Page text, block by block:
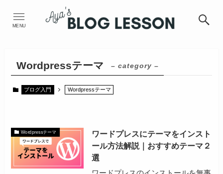
MENU
Wordpressテーマ – category –
ブログ入門 Wordpressテーマ
Wordpressテーマ
ワードプレスにテーマをインスト
ール方法解説｜おすすめテーマ２
選